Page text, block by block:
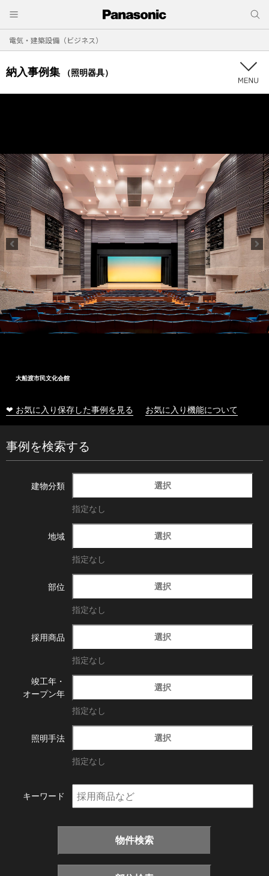
電気・建築設備（ビジネス）
納入事例集 （照明器具）
大船渡市民文化会館
❤ お気に入り保存した事例を見る お気に入り機能について
事例を検索する
建物分類 選択
指定なし
地域 選択
指定なし
部位 選択
指定なし
採用商品 選択
指定なし
竣工年・
オープン年
選択
指定なし
照明手法 選択
指定なし
キーワード
物件検索